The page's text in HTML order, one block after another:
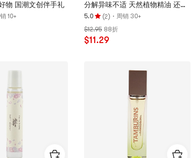
物 国潮文创伴手礼
10+
分解异味不适 天然植物精油 还原
体香 持久留香 敏感肌适用
【BEST】
5.0
评
分
5.0
(2) · 周销 30+
$12.95 88折
$11.29